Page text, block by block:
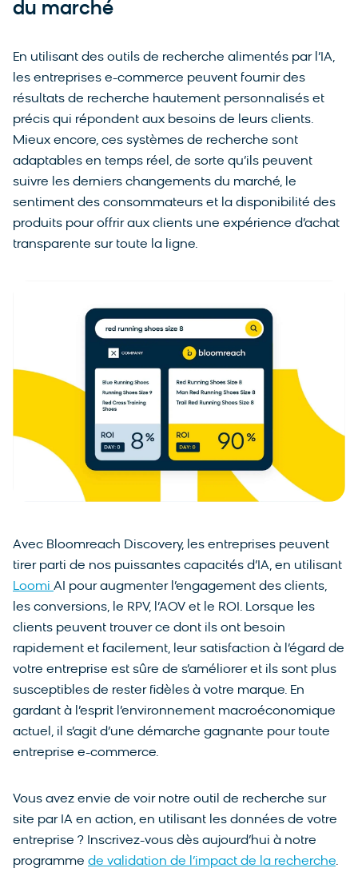
du marché
En utilisant des outils de recherche alimentés par l’IA,
les entreprises e-commerce peuvent fournir des
résultats de recherche hautement personnalisés et
précis qui répondent aux besoins de leurs clients.
Mieux encore, ces systèmes de recherche sont
adaptables en temps réel, de sorte qu’ils peuvent
suivre les derniers changements du marché, le
sentiment des consommateurs et la disponibilité des
produits pour offrir aux clients une expérience d’achat
transparente sur toute la ligne.
Avec Bloomreach Discovery, les entreprises peuvent
tirer parti de nos puissantes capacités d’IA, en utilisant
Loomi AI pour augmenter l’engagement des clients,
les conversions, le RPV, l’AOV et le ROI. Lorsque les
clients peuvent trouver ce dont ils ont besoin
rapidement et facilement, leur satisfaction à l’égard de
votre entreprise est sûre de s’améliorer et ils sont plus
susceptibles de rester fidèles à votre marque. En
gardant à l’esprit l’environnement macroéconomique
actuel, il s’agit d’une démarche gagnante pour toute
entreprise e-commerce.
Vous avez envie de voir notre outil de recherche sur
site par IA en action, en utilisant les données de votre
entreprise ? Inscrivez-vous dès aujourd’hui à notre
programme de validation de l’impact de la recherche.